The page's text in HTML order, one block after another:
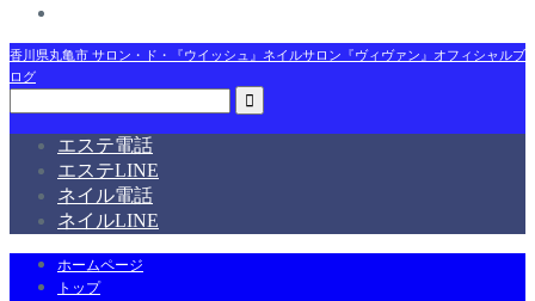
香川県丸亀市 サロン・ド・『ウイッシュ』ネイルサロン『ヴィヴァン』オフィシャルブ
ログ
エステ電話
エステLINE
ネイル電話
ネイルLINE
ホームページ
トップ